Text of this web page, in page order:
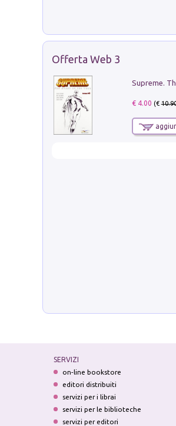
Offerta Web 3
Supreme.
€ 4.00 (€
SERVIZI
on-line bookstore
editori distribuiti
servizi per i librai
servizi per le biblioteche
servizi per editori